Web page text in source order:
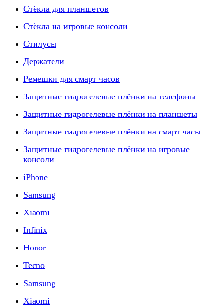
Стёкла для планшетов
Стёкла на игровые консоли
Стилусы
Держатели
Ремешки для смарт часов
Защитные гидрогелевые плёнки на телефоны
Защитные гидрогелевые плёнки на планшеты
Защитные гидрогелевые плёнки на смарт часы
Защитные гидрогелевые плёнки на игровые
консоли
iPhone
Samsung
Xiaomi
Infinix
Honor
Tecno
Samsung
Xiaomi